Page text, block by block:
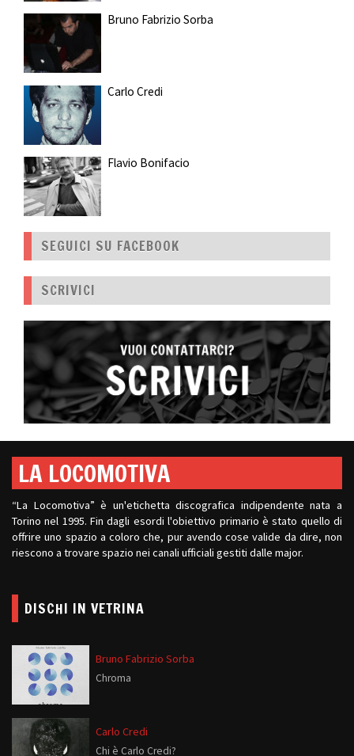
Bruno Fabrizio Sorba
Carlo Credi
Flavio Bonifacio
SEGUICI SU FACEBOOK
SCRIVICI
LA LOCOMOTIVA
“La Locomotiva” è un'etichetta discografica indipendente nata a
Torino nel 1995. Fin dagli esordi l'obiettivo primario è stato quello di
offrire uno spazio a coloro che, pur avendo cose valide da dire, non
riescono a trovare spazio nei canali ufficiali gestiti dalle major.
DISCHI IN VETRINA
Bruno Fabrizio Sorba
Chroma
Carlo Credi
Chi è Carlo Credi?